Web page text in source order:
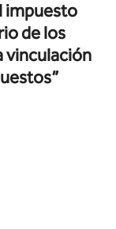
impuesto
de los
vinculación